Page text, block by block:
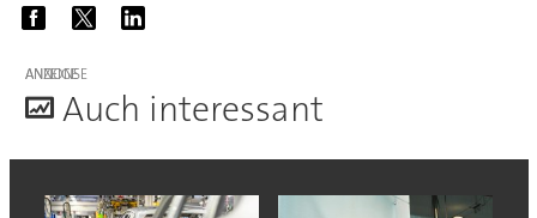
ANZEIGE
Auch interessant